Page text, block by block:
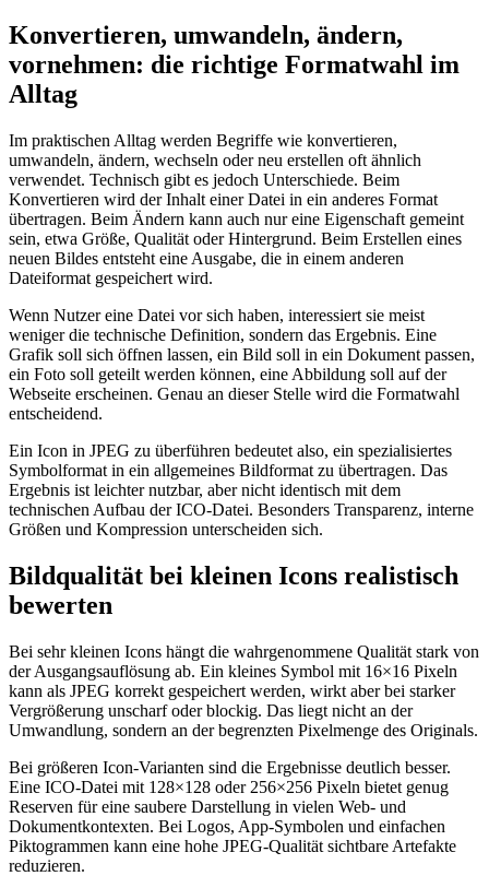
Konvertieren, umwandeln, ändern,
vornehmen: die richtige Formatwahl im
Alltag
Im praktischen Alltag werden Begriffe wie konvertieren,
umwandeln, ändern, wechseln oder neu erstellen oft ähnlich
verwendet. Technisch gibt es jedoch Unterschiede. Beim
Konvertieren wird der Inhalt einer Datei in ein anderes Format
übertragen. Beim Ändern kann auch nur eine Eigenschaft gemeint
sein, etwa Größe, Qualität oder Hintergrund. Beim Erstellen eines
neuen Bildes entsteht eine Ausgabe, die in einem anderen
Dateiformat gespeichert wird.
Wenn Nutzer eine Datei vor sich haben, interessiert sie meist
weniger die technische Definition, sondern das Ergebnis. Eine
Grafik soll sich öffnen lassen, ein Bild soll in ein Dokument passen,
ein Foto soll geteilt werden können, eine Abbildung soll auf der
Webseite erscheinen. Genau an dieser Stelle wird die Formatwahl
entscheidend.
Ein Icon in JPEG zu überführen bedeutet also, ein spezialisiertes
Symbolformat in ein allgemeines Bildformat zu übertragen. Das
Ergebnis ist leichter nutzbar, aber nicht identisch mit dem
technischen Aufbau der ICO-Datei. Besonders Transparenz, interne
Größen und Kompression unterscheiden sich.
Bildqualität bei kleinen Icons realistisch
bewerten
Bei sehr kleinen Icons hängt die wahrgenommene Qualität stark von
der Ausgangsauflösung ab. Ein kleines Symbol mit 16×16 Pixeln
kann als JPEG korrekt gespeichert werden, wirkt aber bei starker
Vergrößerung unscharf oder blockig. Das liegt nicht an der
Umwandlung, sondern an der begrenzten Pixelmenge des Originals.
Bei größeren Icon-Varianten sind die Ergebnisse deutlich besser.
Eine ICO-Datei mit 128×128 oder 256×256 Pixeln bietet genug
Reserven für eine saubere Darstellung in vielen Web- und
Dokumentkontexten. Bei Logos, App-Symbolen und einfachen
Piktogrammen kann eine hohe JPEG-Qualität sichtbare Artefakte
reduzieren.